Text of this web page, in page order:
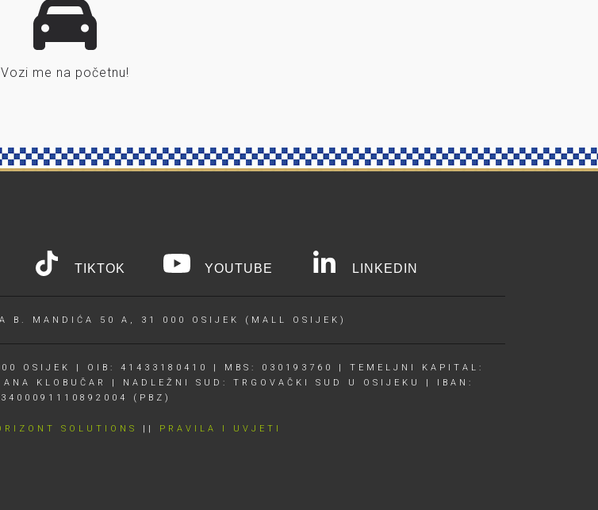
Vozi me na početnu!
TIKTOK YOUTUBE LINKEDIN
B. MANDIĆA 50 A, 31 000 OSIJEK (MALL OSIJEK)
OSIJEK | OIB: 41433180410 | MBS: 030193760 | TEMELJNI KAPITAL:
KLOBUČAR | NADLEŽNI SUD: TRGOVAČKI SUD U OSIJEKU | IBAN:
(PBZ)
SOLUTIONS || PRAVILA I UVJETI